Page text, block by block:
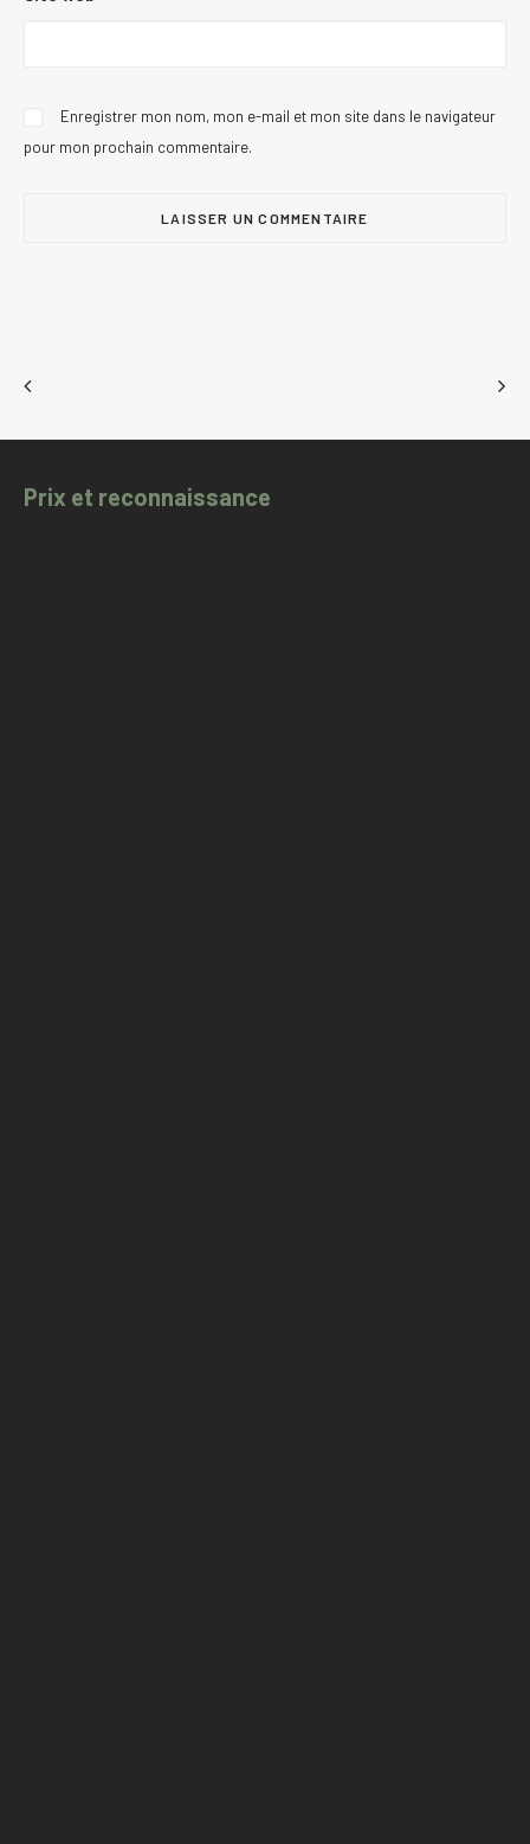
Enregistrer mon nom, mon e-mail et mon site dans le navigateur
pour mon prochain commentaire.
Prix et reconnaissance